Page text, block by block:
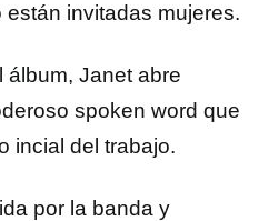
invitadas mujeres.
álbum, Janet abre
spoken word que
incial del trabajo.
por la banda y